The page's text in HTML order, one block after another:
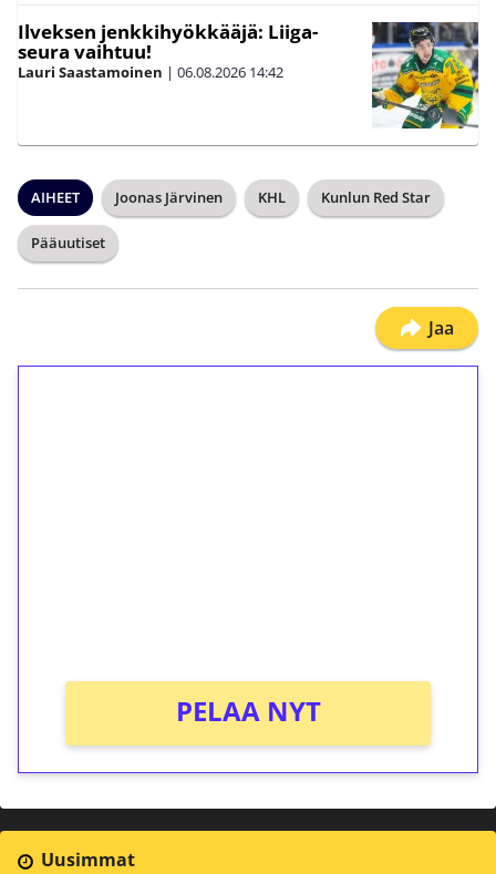
Ilveksen jenkkihyökkääjä: Liiga-
seura vaihtuu!
Lauri Saastamoinen | 06.08.2026 14:42
AIHEET Joonas Järvinen KHL Kunlun Red Star
Pääuutiset
Jaa
PELAA NYT
Uusimmat